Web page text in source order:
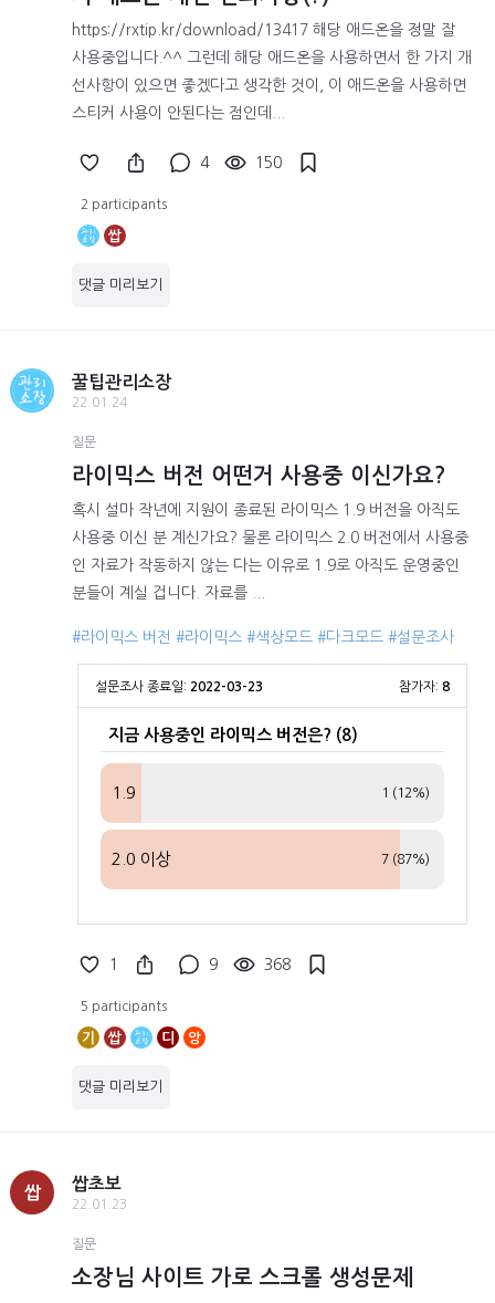
https://rxtip.kr/download/13417 해당 애드온을 정말 잘
사용중입니다.^^ 그런데 해당 애드온을 사용하면서 한 가지 개
선사항이 있으면 좋겠다고 생각한 것이, 이 애드온을 사용하면
스티커 사용이 안된다는 점인데...
4 150
2 participants
쌉
댓글 미리보기
꿀팁관리소장
22.01.24
질문
라이믹스 버전 어떤거 사용중 이신가요?
혹시 설마 작년에 지원이 종료된 라이믹스 1.9 버전을 아직도
사용중 이신 분 계신가요? 물론 라이믹스 2.0 버전에서 사용중
인 자료가 작동하지 않는 다는 이유로 1.9로 아직도 운영중인
분들이 계실 겁니다. 자료를 ...
#라이믹스 버전 #라이믹스 #색상모드 #다크모드 #설문조사
설문조사 종료일: 2022-03-23 참가자: 8
지금 사용중인 라이믹스 버전은? (8)
1.9 1 (12%)
2.0 이상 7 (87%)
1 9 368
5 participants
기 쌉 디 앙
댓글 미리보기
쌉
쌉초보
22.01.23
질문
소장님 사이트 가로 스크롤 생성문제